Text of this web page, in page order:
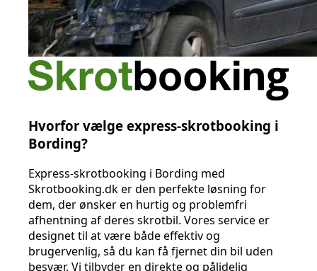
Hvorfor vælge express-skrotbooking i
Bording?
Express-skrotbooking i Bording med
Skrotbooking.dk er den perfekte løsning for
dem, der ønsker en hurtig og problemfri
afhentning af deres skrotbil. Vores service er
designet til at være både effektiv og
brugervenlig, så du kan få fjernet din bil uden
besvær. Vi tilbyder en direkte og pålidelig